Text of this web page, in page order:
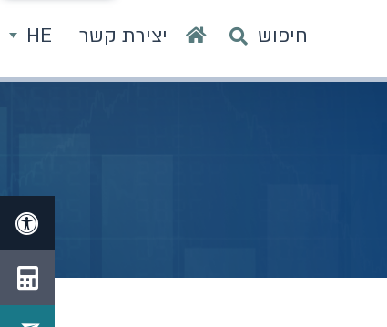
חיפוש יצירת קשר HE